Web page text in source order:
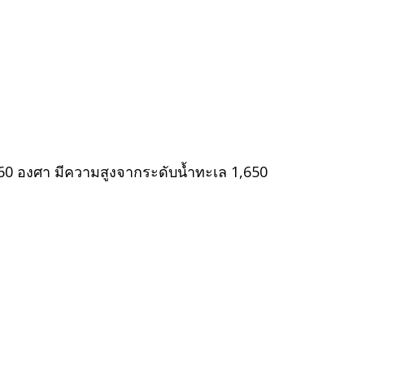
องศา มีความสูงจากระดับน้ำทะเล 1,650